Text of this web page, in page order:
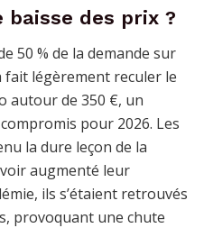
baisse des prix ?
50 % de la demande sur
fait légèrement reculer le
autour de 350 €, un
pour 2026. Les
la dure leçon de la
augmenté leur
ils s’étaient retrouvés
provoquant une chute